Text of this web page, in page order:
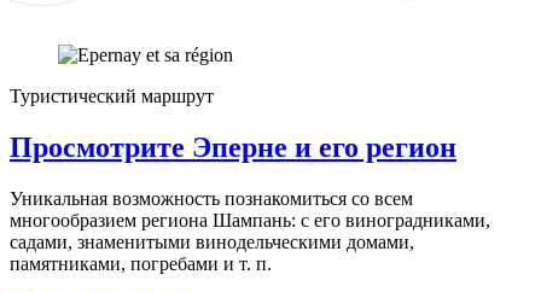
Туристический маршрут
Просмотрите Эперне и его регион
Уникальная возможность познакомиться со всем
многообразием региона Шампань: с его виноградниками,
садами, знаменитыми винодельческими домами,
памятниками, погребами и т. п.